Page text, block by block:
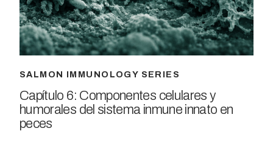
SALMON IMMUNOLOGY SERIES
Capítulo 6: Componentes celulares y
humorales del sistema inmune innato en
peces